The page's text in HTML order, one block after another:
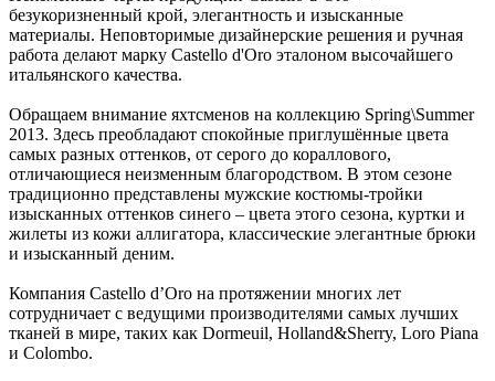
безукоризненный крой, элегантность и изысканные
материалы. Неповторимые дизайнерские решения и ручная
работа делают марку Castello d'Oro эталоном высочайшего
итальянского качества.
Обращаем внимание яхтсменов на коллекцию Spring\Summer
2013. Здесь преобладают спокойные приглушённые цвета
самых разных оттенков, от серого до кораллового,
отличающиеся неизменным благородством. В этом сезоне
традиционно представлены мужские костюмы-тройки
изысканных оттенков синего – цвета этого сезона, куртки и
жилеты из кожи аллигатора, классические элегантные брюки
и изысканный деним.
Компания Castello d’Oro на протяжении многих лет
сотрудничает с ведущими производителями самых лучших
тканей в мире, таких как Dormeuil, Holland&Sherry, Loro Piana
и Colombo.